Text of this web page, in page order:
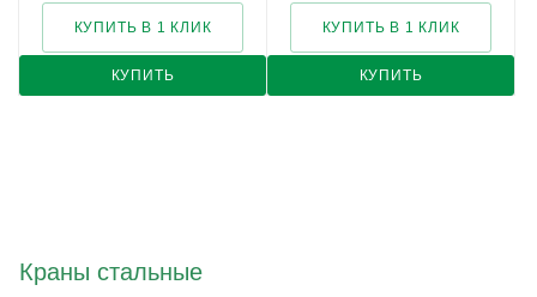
КУПИТЬ
КУПИТЬ В 1 КЛИК
КУПИТЬ
КУПИТЬ В 1 КЛИК
Краны стальные